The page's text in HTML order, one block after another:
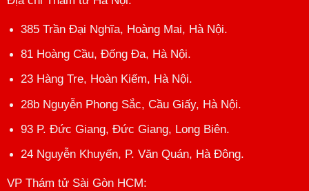
385 Trần Đại Nghĩa, Hoàng Mai, Hà Nội.
81 Hoàng Cầu, Đống Đa, Hà Nội.
23 Hàng Tre, Hoàn Kiếm, Hà Nội.
28b Nguyễn Phong Sắc, Cầu Giấy, Hà Nội.
93 P. Đức Giang, Đức Giang, Long Biên.
24 Nguyễn Khuyến, P. Văn Quán, Hà Đông.
VP Thám tử Sài Gòn HCM: